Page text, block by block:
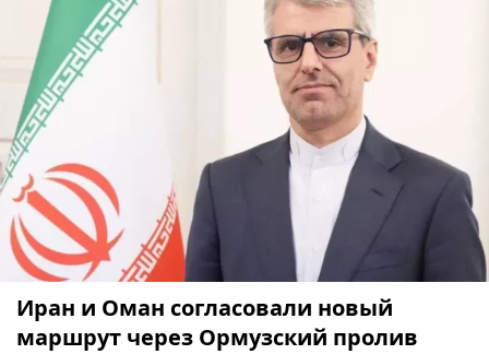
Иран и Оман согласовали новый
маршрут через Ормузский пролив